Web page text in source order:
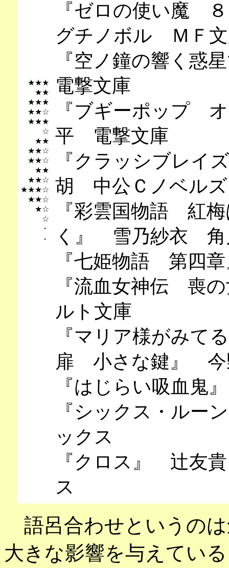
★★★
★★
★★★
★★☆
★★★
☆
★★
★★☆
★★☆
★★
★★☆
★★★☆
★★☆
★☆
☆
・
・
『ゼロの使い魔
グチノボル ＭＦ
『空ノ鐘の響く
電撃文庫
『ブギーポップ
平 電撃文庫
『クラッシブレ
胡 中公Ｃノベル
『彩雲国物語 紅
く』 雪乃紗衣 角
『七姫物語 第四
『流血女神伝 喪
ルト文庫
『マリア様がみて
扉 小さな鍵』 今
『はじらい吸血
『シックス・ル
ックス
『クロス』 辻友
ス
語呂合わせというの
大きな影響を与えてい